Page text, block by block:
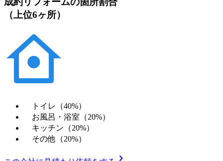
（上位6ヶ所）
トイレ（40%）
お風呂・浴室（20%）
キッチン（20%）
その他（20%）